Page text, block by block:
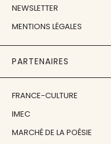
NEWSLETTER
MENTIONS LÉGALES
PARTENAIRES
FRANCE-CULTURE
IMEC
MARCHÉ DE LA POÉSIE